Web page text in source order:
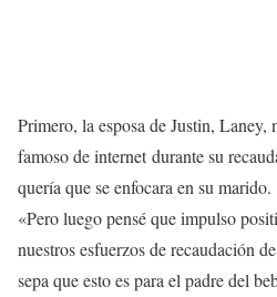
Primero, la esposa de Justin, Laney,
famoso de internet durante su
quería que se enfocara en su marido.
«Pero luego pensé que impulso
nuestros esfuerzos de recaudación
sepa que esto es para el padre del